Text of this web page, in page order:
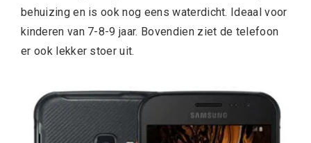
behuizing en is ook nog eens waterdicht. Ideaal voor
kinderen van 7-8-9 jaar. Bovendien ziet de telefoon
er ook lekker stoer uit.